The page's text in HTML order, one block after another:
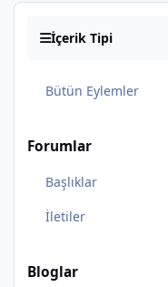
İçerik Tipi
Bütün Eylemler
Forumlar
Başlıklar
İletiler
Bloglar